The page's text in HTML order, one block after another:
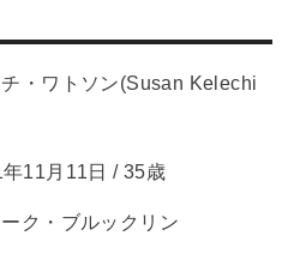
・ワトソン(Susan Kelechi
年11月11日 / 35歳
ク・ブルックリン